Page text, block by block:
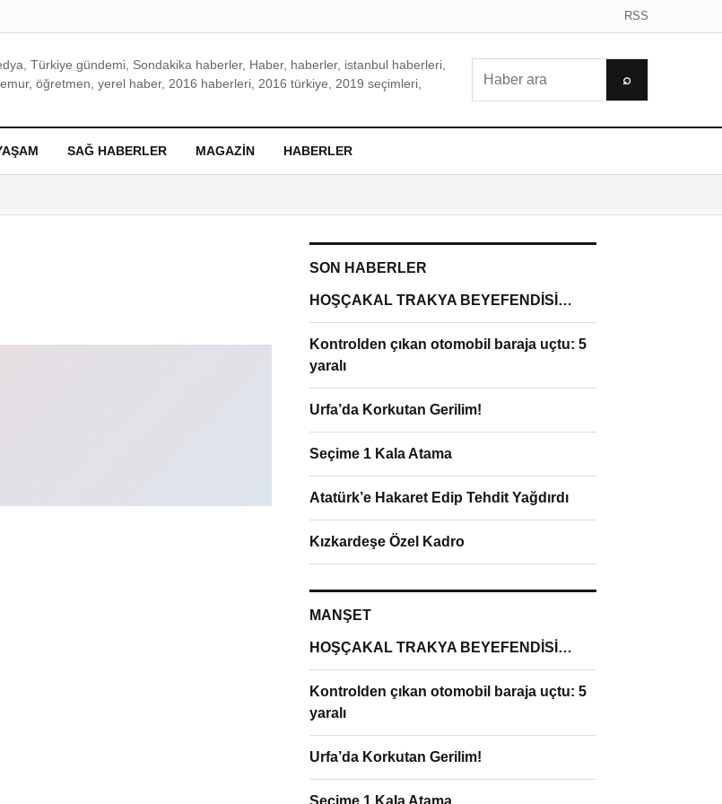
RSS
Türkiye gündemi, Sondakika haberler, Haber, haberler, istanbul haberleri,
öğretmen, yerel haber, 2016 haberleri, 2016 türkiye, 2019 seçimleri,
⌕
SAĞ HABERLER MAGAZIN HABERLER
SON HABERLER
HOŞÇAKAL TRAKYA BEYEFENDİSİ…
Kontrolden çıkan otomobil baraja uçtu: 5
yaralı
Urfa’da Korkutan Gerilim!
Seçime 1 Kala Atama
Atatürk’e Hakaret Edip Tehdit Yağdırdı
Kızkardeşe Özel Kadro
MANŞET
HOŞÇAKAL TRAKYA BEYEFENDİSİ…
Kontrolden çıkan otomobil baraja uçtu: 5
yaralı
Urfa’da Korkutan Gerilim!
Seçime 1 Kala Atama